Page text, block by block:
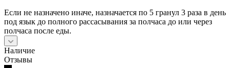
Если не назначено иначе, назначается по 5 гранул 3 раза в день
под язык до полного рассасывания за полчаса до или через
полчаса после еды.
Наличие
Отзывы